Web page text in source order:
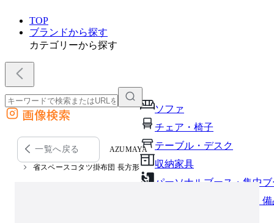
TOP
ブランドから探す
カテゴリーから探す
ソファ
チェア・椅子
テーブル・デスク
収納家具
パーソナルブース・集中
オフィスアクセサリー・
外部サイトの商品をカートに追加
他のサイトで見つけた商品ページのURLを貼り付けて、カートに追加できます
画像検索
一覧へ戻る AZUMAYA
省スペースコタツ掛布団 長方形